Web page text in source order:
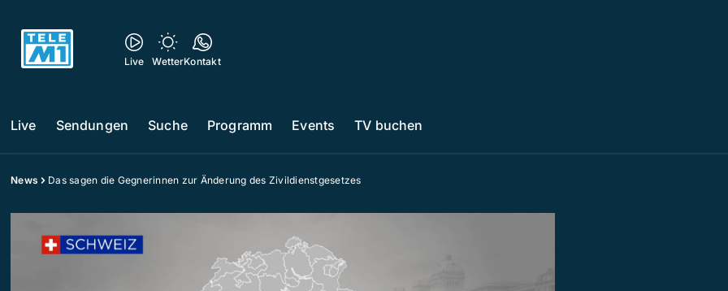
Live WetterKontakt
Live Sendungen Suche Programm Events TV buchen
News Das sagen die Gegnerinnen zur Änderung des Zivildienstgesetzes